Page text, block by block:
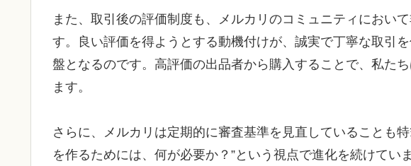
また、取引後の評価制度も、メルカリのコミュニティにおい
す。良い評価を得ようとする動機付けが、誠実で丁寧な取引
盤となるのです。高評価の出品者から購入することで、私た
ます。
さらに、メルカリは定期的に審査基準を見直していることも
を作るためには、何が必要か？”という視点で進化を続けてい